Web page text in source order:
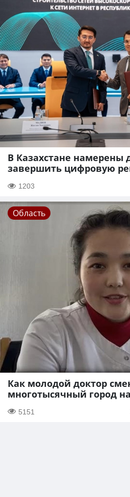
В Казахстане намерены
завершить цифровую
1203
Область
Как молодой доктор
многотысячный город
5151